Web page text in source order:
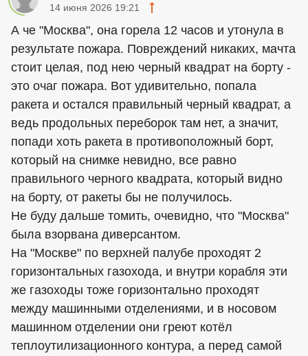
14 июня 2026 19:21
А че "Москва", она горела 12 часов и утонула в
результате пожара. Повреждений никаких, мачта
стоит целая, под нею черный квадрат на борту -
это очаг пожара. Вот удивительно, попала
ракета и остался правильный черный квадрат, а
ведь продольных переборок там нет, а значит,
попади хоть ракета в противоположный борт,
который на снимке невидно, все равно
правильного черного квадрата, который видно
на борту, от ракеты бы не получилось.
Не буду дальше томить, очевидно, что "Москва"
была взорвана диверсантом.
На "Москве" по верхней палубе проходят 2
горизонтальных газохода, и внутри корабля эти
же газоходы тоже горизонтально проходят
между машинными отделениями, и в носовом
машинном отделении они греют котёл
теплоутилизационного контура, а перед самой